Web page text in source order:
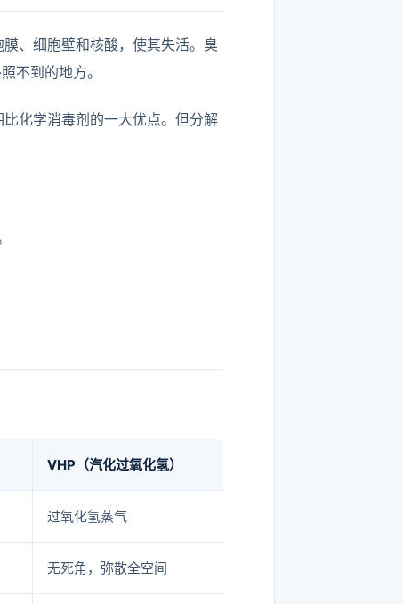
、细胞壁和核酸，使其失活。臭
不到的地方。
化学消毒剂的一大优点。但分解
VHP（汽化过氧化氢）
过氧化氢蒸气
无死角，弥散全空间